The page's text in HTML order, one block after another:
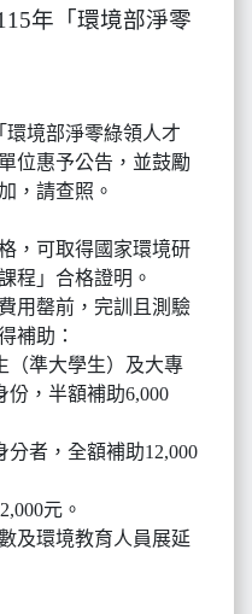
年「環境部淨零
環境部淨零綠領人才
位惠予公告，並鼓勵
，請查照。
，可取得國家環境研
程」合格證明。
用罄前，完訓且測驗
補助：
（準大學生）及大專
份，半額補助6,000
者，全額補助12,000
元。
及環境教育人員展延